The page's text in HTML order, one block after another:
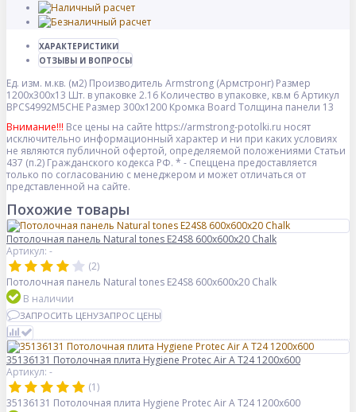
ХАРАКТЕРИСТИКИ
ОТЗЫВЫ И ВОПРОСЫ
Ед. изм. м.кв. (м2) Производитель Armstrong (Армстронг) Размер
1200x300x13 Шт. в упаковке 2.16 Количество в упаковке, кв.м 6Артикул
BPCS4992M5CHE Размер 300x1200 Кромка Board Толщина панели 13
Внимание!!! Все цены на сайте https://armstrong-potolki.ru носят
исключительно информационный характер и ни при каких условиях
не являются публичной офертой, определяемой положениями Статьи
437 (п.2) Гражданского кодекса РФ. * - Спеццена предоставляется
только по согласованию с менеджером и может отличаться от
представленной на сайте.
Похожие товары
Потолочная панель Natural tones E24S8 600x600x20 Chalk
Артикул: -
(2)
Потолочная панель Natural tones E24S8 600x600x20 Chalk
В наличии
ЗАПРОСИТЬ ЦЕНУЗАПРОС ЦЕНЫ
35136131 Потолочная плита Hygiene Protec Air A T24 1200х600
Артикул: -
(1)
35136131 Потолочная плита Hygiene Protec Air A T24 1200х600